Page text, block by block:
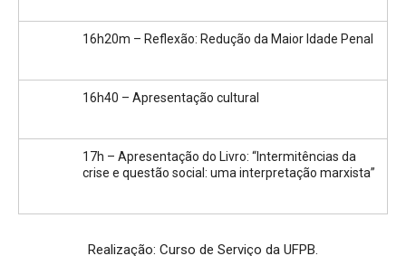
16h20m – Reflexão: Redução da Maior Idade Penal
16h40 – Apresentação cultural
17h – Apresentação do Livro: “Intermitências da
crise e questão social: uma interpretação marxista”
Realização: Curso de Serviço da UFPB.